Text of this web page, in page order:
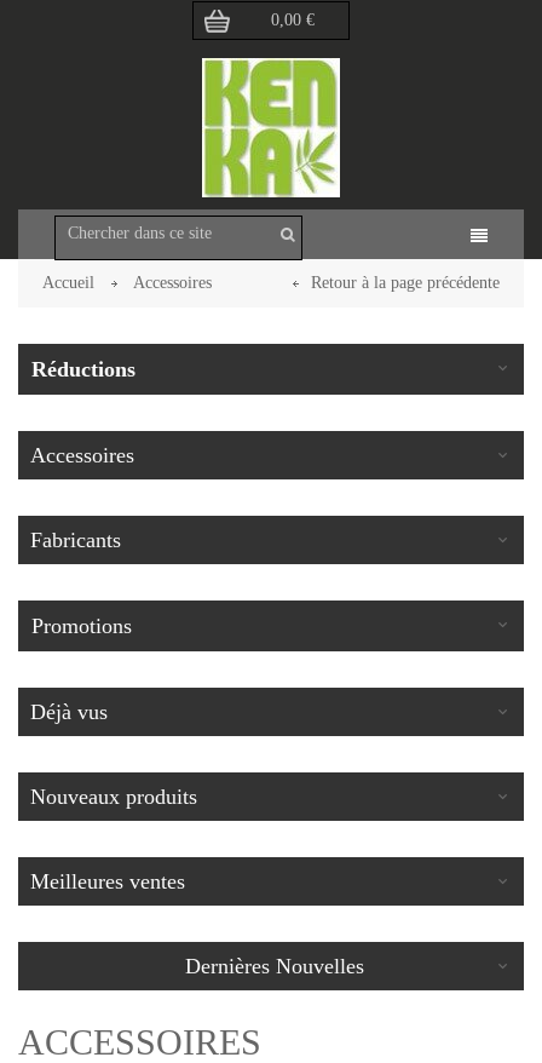
0,00 €
Accueil Accessoires Retour à la page précédente
Réductions
Accessoires
Fabricants
Promotions
Déjà vus
Nouveaux produits
Meilleures ventes
Dernières Nouvelles
ACCESSOIRES